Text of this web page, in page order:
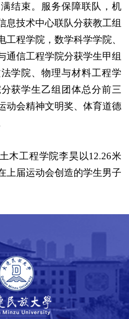
结束。服务保障联队，机
息技术中心联队分获教工组
工程学院，数学科学学院、
通信工程学院分获学生甲组
学院、物理与材料工程学
获学生乙组团体总分前三
动会精神文明奖、体育道德
木工程学院李昊以12.26米
上届运动会创造的学生男子